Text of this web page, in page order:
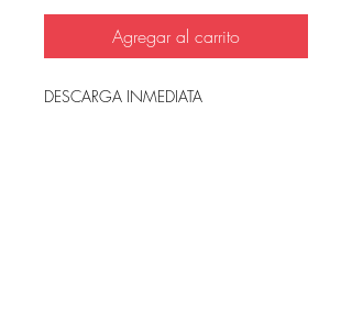
Agregar al carrito
DESCARGA INMEDIATA